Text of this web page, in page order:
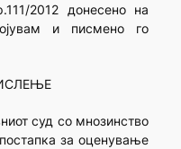
2012 донесено на
и писмено го
суд со мнозинство
за оценување